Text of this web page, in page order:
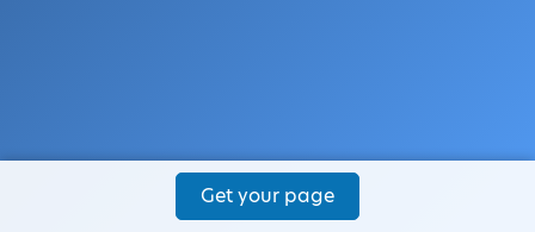
Get your page